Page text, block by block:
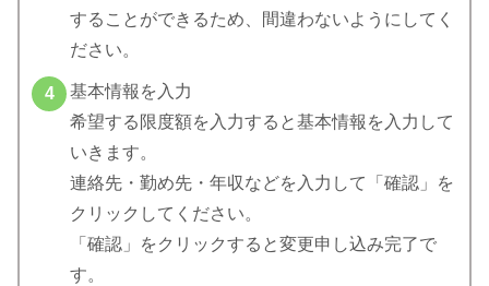
することができるため、間違わないようにしてく
ださい。
基本情報を入力
希望する限度額を入力すると基本情報を入力して
いきます。
連絡先・勤め先・年収などを入力して「確認」を
クリックしてください。
「確認」をクリックすると変更申し込み完了で
す。